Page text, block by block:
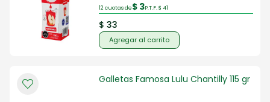
12 cuotas de$ 3P.T.F. $ 41
$ 33
Agregar al carrito
Galletas Famosa Lulu Chantilly 115 gr